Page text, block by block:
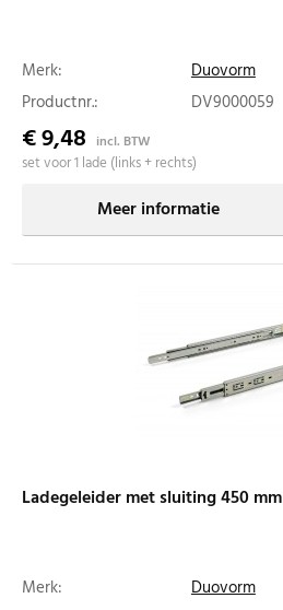
Merk:
Duovorm
Productnr.:
DV9000059
€ 9,48 incl. BTW
set voor 1 lade (links + rechts)
Meer informatie
Ladegeleider met sluiting 450 mm
Merk:
Duovorm